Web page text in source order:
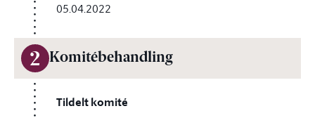
05.04.2022
2 Komitébehandling
Tildelt komité